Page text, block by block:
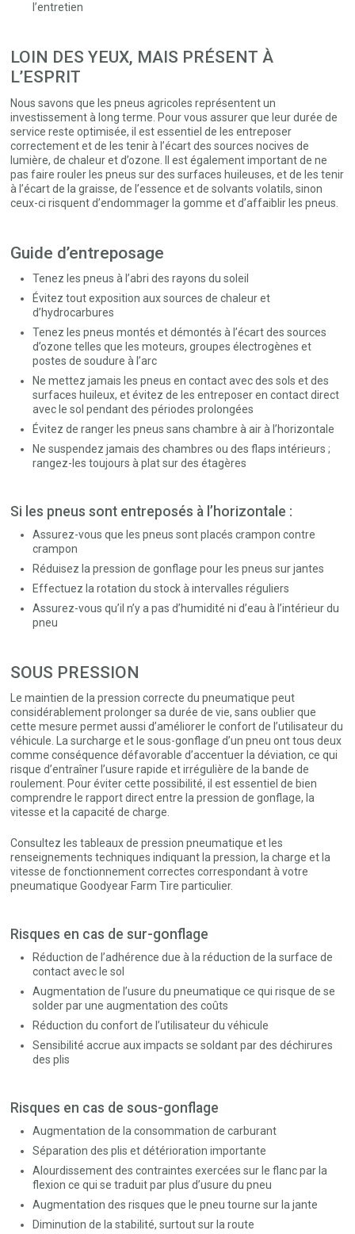
l’entretien
LOIN DES YEUX, MAIS PRÉSENT À
L’ESPRIT
Nous savons que les pneus agricoles représentent un
investissement à long terme. Pour vous assurer que leur durée de
service reste optimisée, il est essentiel de les entreposer
correctement et de les tenir à l’écart des sources nocives de
lumière, de chaleur et d’ozone. Il est également important de ne
pas faire rouler les pneus sur des surfaces huileuses, et de les tenir
à l’écart de la graisse, de l’essence et de solvants volatils, sinon
ceux-ci risquent d’endommager la gomme et d’affaiblir les pneus.
Guide d’entreposage
Tenez les pneus à l’abri des rayons du soleil
Évitez tout exposition aux sources de chaleur et
d’hydrocarbures
Tenez les pneus montés et démontés à l’écart des sources
d’ozone telles que les moteurs, groupes électrogènes et
postes de soudure à l’arc
Ne mettez jamais les pneus en contact avec des sols et des
surfaces huileux, et évitez de les entreposer en contact direct
avec le sol pendant des périodes prolongées
Évitez de ranger les pneus sans chambre à air à l’horizontale
Ne suspendez jamais des chambres ou des flaps intérieurs ;
rangez-les toujours à plat sur des étagères
Si les pneus sont entreposés à l’horizontale :
Assurez-vous que les pneus sont placés crampon contre
crampon
Réduisez la pression de gonflage pour les pneus sur jantes
Effectuez la rotation du stock à intervalles réguliers
Assurez-vous qu’il n’y a pas d’humidité ni d’eau à l’intérieur du
pneu
SOUS PRESSION
Le maintien de la pression correcte du pneumatique peut
considérablement prolonger sa durée de vie, sans oublier que
cette mesure permet aussi d’améliorer le confort de l’utilisateur du
véhicule. La surcharge et le sous-gonflage d’un pneu ont tous deux
comme conséquence défavorable d’accentuer la déviation, ce qui
risque d’entraîner l’usure rapide et irrégulière de la bande de
roulement. Pour éviter cette possibilité, il est essentiel de bien
comprendre le rapport direct entre la pression de gonflage, la
vitesse et la capacité de charge.
Consultez les tableaux de pression pneumatique et les
renseignements techniques indiquant la pression, la charge et la
vitesse de fonctionnement correctes correspondant à votre
pneumatique Goodyear Farm Tire particulier.
Risques en cas de sur-gonflage
Réduction de l’adhérence due à la réduction de la surface de
contact avec le sol
Augmentation de l’usure du pneumatique ce qui risque de se
solder par une augmentation des coûts
Réduction du confort de l’utilisateur du véhicule
Sensibilité accrue aux impacts se soldant par des déchirures
des plis
Risques en cas de sous-gonflage
Augmentation de la consommation de carburant
Séparation des plis et détérioration importante
Alourdissement des contraintes exercées sur le flanc par la
flexion ce qui se traduit par plus d’usure du pneu
Augmentation des risques que le pneu tourne sur la jante
Diminution de la stabilité, surtout sur la route